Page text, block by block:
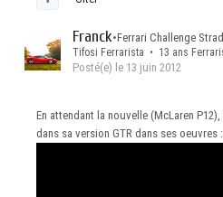
Franck•Ferrari Challenge
Tifosi Ferrarista • 13 ans
Posté(e) le 13 juin 2012
En attendant la nouvelle (McLaren
dans sa version GTR dans ses oeuvres :